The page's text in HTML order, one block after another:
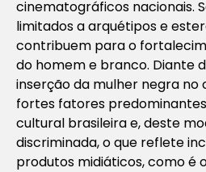
cinematográficos nacionais.
limitados a arquétipos e
contribuem para o
do homem e branco. Diante
inserção da mulher negra
fortes fatores
cultural brasileira e, deste
discriminada, o que reflete
produtos midiáticos, como é